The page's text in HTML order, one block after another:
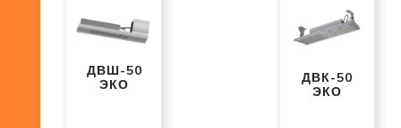
ДВШ-50
ЭКО
ДВК-50
ЭКО